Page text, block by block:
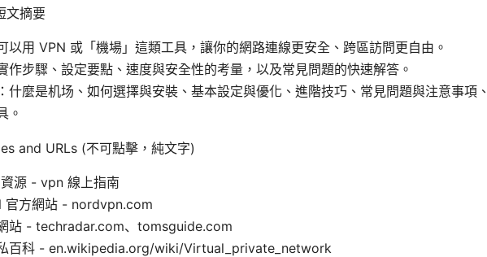
文摘要
以用 VPN 或「機場」這類工具，讓你的網路連線更安全、跨區訪問更自由。
作步驟、設定要點、速度與安全性的考量，以及常見問題的快速解答。
什麼是机场、如何選擇與安裝、基本設定與優化、進階技巧、常見問題與注意事項、
。
and URLs (不可點擊，純文字)
源 - vpn 線上指南
官方網站 - nordvpn.com
站 - techradar.com、tomsguide.com
百科 - en.wikipedia.org/wiki/Virtual_private_network